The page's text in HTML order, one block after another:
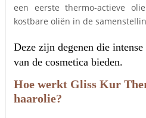
een eerste thermo-actieve
kostbare oliën in de
Deze zijn degenen die
van de cosmetica bieden.
Hoe werkt Gliss Kur
haarolie?